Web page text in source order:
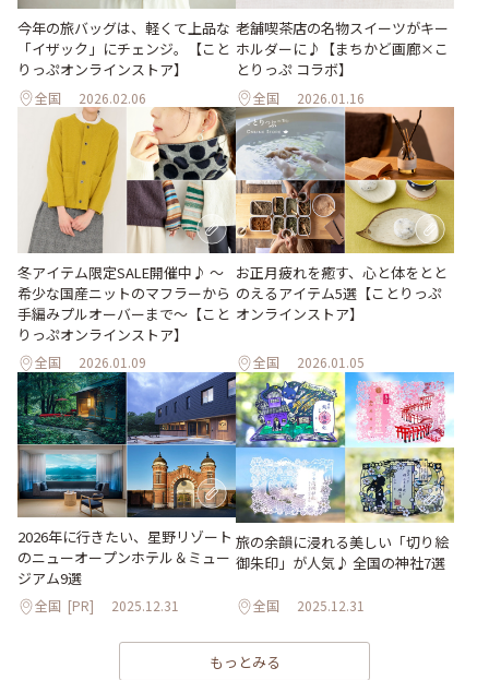
今年の旅バッグは、軽くて上品な
「イザック」にチェンジ。【こと
りっぷオンラインストア】
全国 2026.02.06
老舗喫茶店の名物スイーツがキー
ホルダーに♪【まちかど画廊×こ
とりっぷ コラボ】
全国 2026.01.16
冬アイテム限定SALE開催中♪ ～
希少な国産ニットのマフラーから
手編みプルオーバーまで～【こと
りっぷオンラインストア】
全国 2026.01.09
お正月疲れを癒す、心と体をとと
のえるアイテム5選【ことりっぷ
オンラインストア】
全国 2026.01.05
2026年に行きたい、星野リゾート
のニューオープンホテル＆ミュー
ジアム9選
全国 [PR] 2025.12.31
旅の余韻に浸れる美しい「切り絵
御朱印」が人気♪ 全国の神社7選
全国 2025.12.31
もっとみる